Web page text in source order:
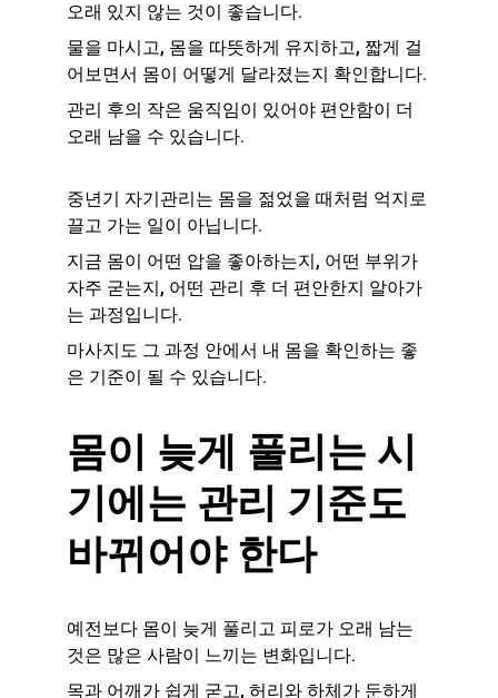
오래 있지 않는 것이 좋습니다.
물을 마시고, 몸을 따뜻하게 유지하고, 짧게 걸
어보면서 몸이 어떻게 달라졌는지 확인합니다.
관리 후의 작은 움직임이 있어야 편안함이 더
오래 남을 수 있습니다.
중년기 자기관리는 몸을 젊었을 때처럼 억지로
끌고 가는 일이 아닙니다.
지금 몸이 어떤 압을 좋아하는지, 어떤 부위가
자주 굳는지, 어떤 관리 후 더 편안한지 알아가
는 과정입니다.
마사지도 그 과정 안에서 내 몸을 확인하는 좋
은 기준이 될 수 있습니다.
몸이 늦게 풀리는 시
기에는 관리 기준도
바뀌어야 한다
예전보다 몸이 늦게 풀리고 피로가 오래 남는
것은 많은 사람이 느끼는 변화입니다.
목과 어깨가 쉽게 굳고, 허리와 하체가 둔하게